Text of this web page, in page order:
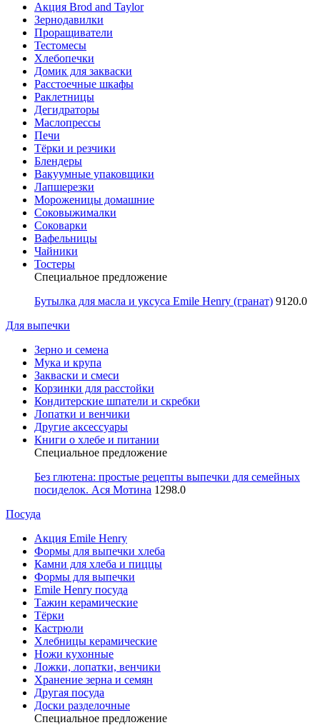
Акция Brod and Taylor
Зернодавилки
Проращиватели
Тестомесы
Хлебопечки
Домик для закваски
Расстоечные шкафы
Раклетницы
Дегидраторы
Маслопрессы
Печи
Тёрки и резчики
Блендеры
Вакуумные упаковщики
Лапшерезки
Мороженицы домашние
Соковыжималки
Соковарки
Вафельницы
Чайники
Тостеры
Специальное предложение
Бутылка для масла и уксуса Emile Henry (гранат) 9120.0
Для выпечки
Зерно и семена
Мука и крупа
Закваски и смеси
Корзинки для расстойки
Кондитерские шпатели и скребки
Лопатки и венчики
Другие аксессуары
Книги о хлебе и питании
Специальное предложение
Без глютена: простые рецепты выпечки для семейных
посиделок. Ася Мотина 1298.0
Посуда
Акция Emile Henry
Формы для выпечки хлеба
Камни для хлеба и пиццы
Формы для выпечки
Emile Henry посуда
Тажин керамические
Тёрки
Кастрюли
Хлебницы керамические
Ножи кухонные
Ложки, лопатки, венчики
Хранение зерна и семян
Другая посуда
Доски разделочные
Специальное предложение